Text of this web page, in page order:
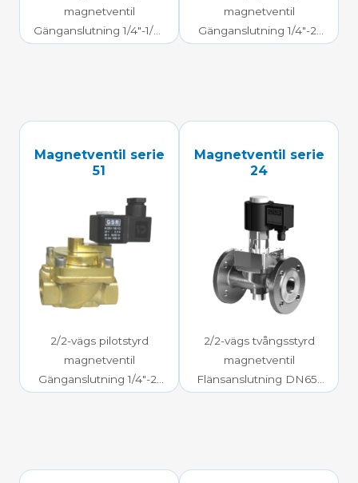
magnetventil
Gänganslutning 1/4″-1/8″
magnetventil
Gänganslutning 1/4″-2″
Magnetventil serie
51
2/2-vägs pilotstyrd
magnetventil
Gänganslutning 1/4″-2″
Magnetventil serie
24
2/2-vägs tvångsstyrd
magnetventil
Flänsanslutning DN65-